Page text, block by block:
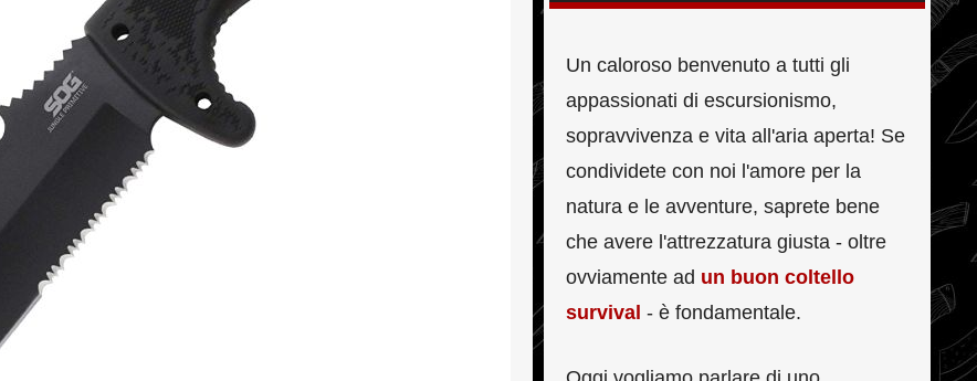
Un caloroso benvenuto a tutti gli
appassionati di escursionismo,
sopravvivenza e vita all'aria aperta! Se
condividete con noi l'amore per la
natura e le avventure, saprete bene
che avere l'attrezzatura giusta - oltre
ovviamente ad un buon coltello
survival - è fondamentale.